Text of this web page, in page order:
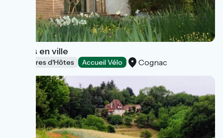
Jardins en ville
Chambres d'Hôtes Accueil Vélo Cognac